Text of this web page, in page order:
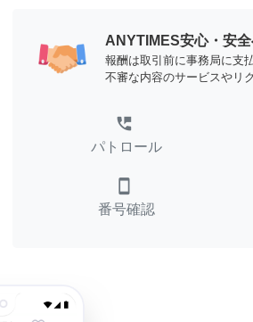
ANYTIMES安心・安
報酬は取引前に事務局に支
不審な内容のサービスやリ
perm_phone_msg
パトロール
smartphone
番号確認